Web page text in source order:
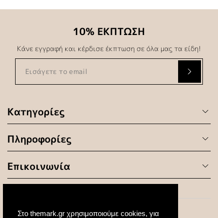
Στο themark.gr χρησιμοποιούμε cookies, για
Κατηγορίες
Πληροφορίες
Επικοινωνία
10% ΕΚΠΤΩΣΗ
Κάνε εγγραφή και κέρδισε έκπτωση σε όλα μας τα είδη!